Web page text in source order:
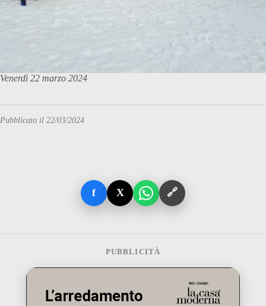
Venerdì 22 marzo 2024
Pubblicato il 22/03/2024
f X 🔗
PUBBLICITÀ